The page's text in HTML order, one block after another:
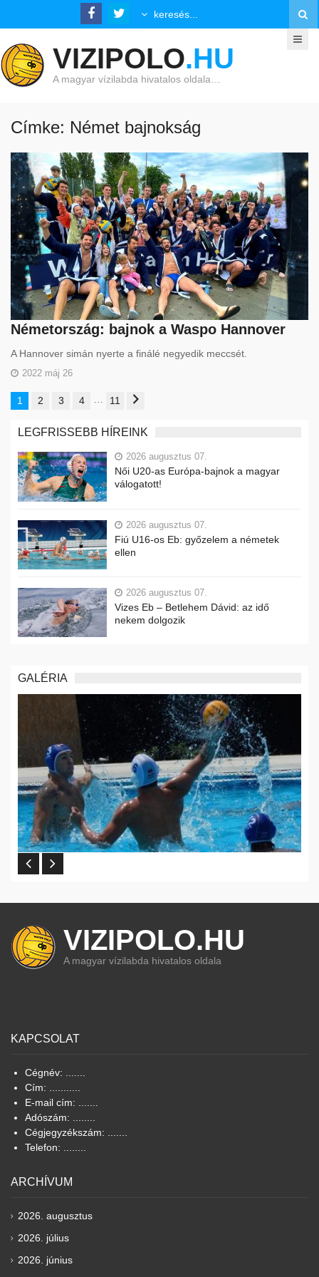
VIZIPOLO.HU
A magyar vízilabda hivatalos oldala…
Címke: Német bajnokság
Németország: bajnok a Waspo Hannover
A Hannover simán nyerte a finálé negyedik meccsét.
2022 máj 26
1 2 3 4 11
LEGFRISSEBB HÍREINK
2026 augusztus 07.
Női U20-as Európa-bajnok a magyar
válogatott!
2026 augusztus 07.
Fiú U16-os Eb: győzelem a németek
ellen
2026 augusztus 07.
Vizes Eb – Betlehem Dávid: az idő
nekem dolgozik
GALÉRIA
VIZIPOLO.HU
A magyar vízilabda hivatalos oldala
KAPCSOLAT
Cégnév: .......
Cím: ...........
E-mail cím: .......
Adószám: ........
Cégjegyzékszám: .......
Telefon: ........
ARCHÍVUM
2026. augusztus
2026. július
2026. június